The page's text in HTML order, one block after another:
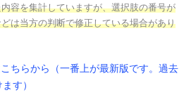
容を集計していますが、選択肢の番号が
は当方の判断で修正している場合があり
ちらから（一番上が最新版です。過去
す）